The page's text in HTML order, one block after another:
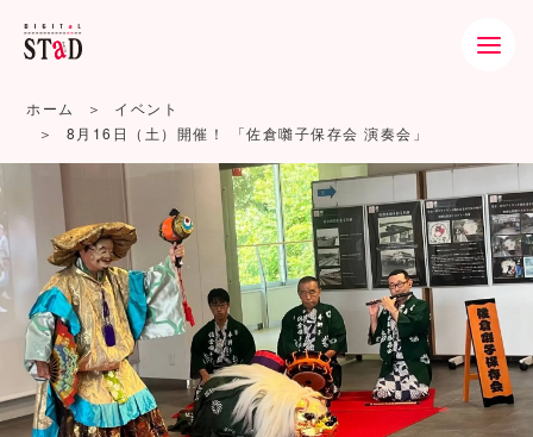
ホーム
イベント
8月16日（土）開催！ 「佐倉囃子保存会 演奏会」